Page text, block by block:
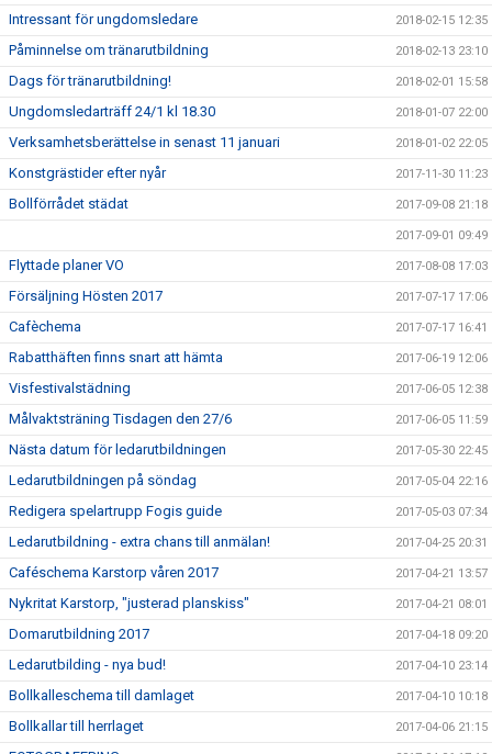
Intressant för ungdomsledare 2018-02-15 12:35
Påminnelse om tränarutbildning 2018-02-13 23:10
Dags för tränarutbildning! 2018-02-01 15:58
Ungdomsledarträff 24/1 kl 18.30 2018-01-07 22:00
Verksamhetsberättelse in senast 11 januari 2018-01-02 22:05
Konstgrästider efter nyår 2017-11-30 11:23
Bollförrådet städat 2017-09-08 21:18
2017-09-01 09:49
Flyttade planer VO 2017-08-08 17:03
Försäljning Hösten 2017 2017-07-17 17:06
Cafèchema 2017-07-17 16:41
Rabatthäften finns snart att hämta 2017-06-19 12:06
Visfestivalstädning 2017-06-05 12:38
Målvaktsträning Tisdagen den 27/6 2017-06-05 11:59
Nästa datum för ledarutbildningen 2017-05-30 22:45
Ledarutbildningen på söndag 2017-05-04 22:16
Redigera spelartrupp Fogis guide 2017-05-03 07:34
Ledarutbildning - extra chans till anmälan! 2017-04-25 20:31
Caféschema Karstorp våren 2017 2017-04-21 13:57
Nykritat Karstorp, "justerad planskiss" 2017-04-21 08:01
Domarutbildning 2017 2017-04-18 09:20
Ledarutbilding - nya bud! 2017-04-10 23:14
Bollkalleschema till damlaget 2017-04-10 10:18
Bollkallar till herrlaget 2017-04-06 21:15